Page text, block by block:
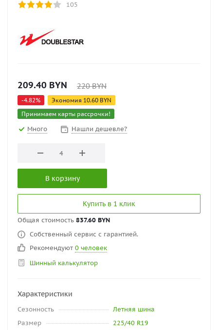
105
209.40 BYN 220BYN
-4.82% Экономия 10.60 BYN
Принимаем карты рассрочки!
Много Нашли дешевле?
В корзину
Купить в 1 клик
Общая стоимость 837.60 BYN
Собственный сервис с гарантией.
Рекомендуют 0 человек
Шинный калькулятор
Характеристики
Сезонность
Летняя шина
Размер
225/40 R19